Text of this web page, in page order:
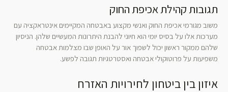
תגובות קהילת אכיפת החוק
משוב מגורמי אכיפת החוק ואנשי מקצוע באבטחה המקיימים אינטראקציה עם
מערכות אלו על בסיס יומי הוא חיוני להבנת היתרונות המעשיים שלהן. הניסיון
שלהם ממקור ראשון יכול לשפוך אור על האופן שבו מצלמות אבטחה
משפיעות על פרוטוקולי אבטחה ואסטרטגיות תגובה לפשע.
איזון בין ביטחון לחירויות האזרח